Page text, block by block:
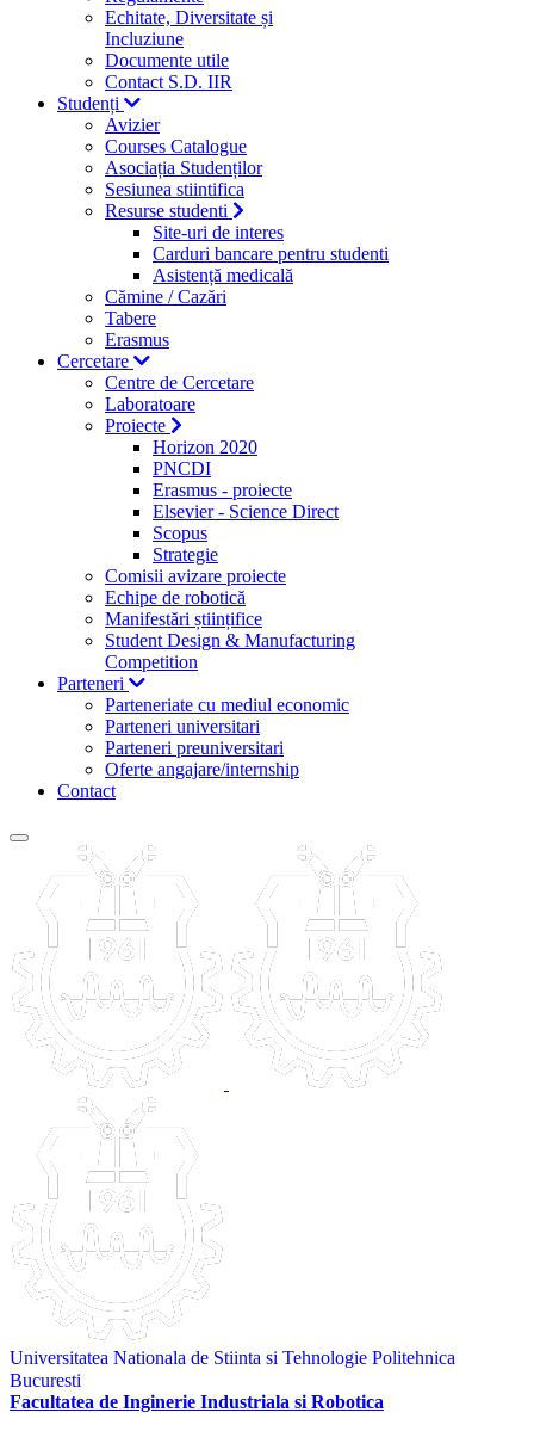
Echitate, Diversitate și
Incluziune
Documente utile
Contact S.D. IIR
Studenți
Avizier
Courses Catalogue
Asociația Studenților
Sesiunea stiintifica
Resurse studenti
Site-uri de interes
Carduri bancare pentru studenti
Asistență medicală
Cămine / Cazări
Tabere
Erasmus
Cercetare
Centre de Cercetare
Laboratoare
Proiecte
Horizon 2020
PNCDI
Erasmus - proiecte
Elsevier - Science Direct
Scopus
Strategie
Comisii avizare proiecte
Echipe de robotică
Manifestări științifice
Student Design & Manufacturing
Competition
Parteneri
Parteneriate cu mediul economic
Parteneri universitari
Parteneri preuniversitari
Oferte angajare/internship
Contact
Universitatea Nationala de Stiinta si Tehnologie Politehnica
Bucuresti
Facultatea de Inginerie Industriala si Robotica